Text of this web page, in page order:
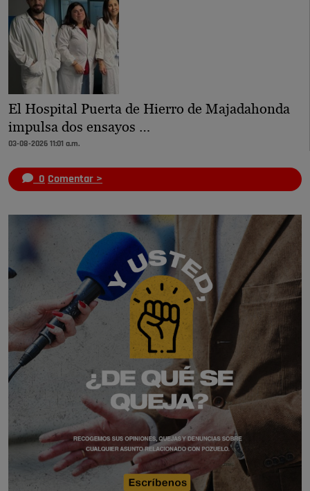
El Hospital Puerta de Hierro de Majadahonda
impulsa dos ensayos …
03-08-2026 11:01 a.m.
0 Comentar >